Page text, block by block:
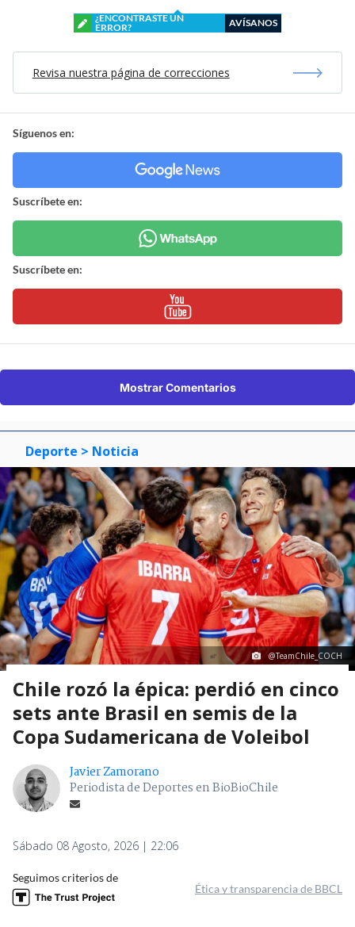
¿ENCONTRASTE UN
ERROR?
AVÍSANOS
Revisa nuestra página de correcciones
Síguenos en:
Suscríbete en:
Suscríbete en:
Mostrar Comentarios
Deporte > Noticia
@TeamChile_COCH
Chile rozó la épica: perdió en cinco
sets ante Brasil en semis de la
Copa Sudamericana de Voleibol
Javier Zamorano
Periodista de Deportes en BioBioChile
Sábado 08 Agosto, 2026 | 22:06
Seguimos criterios de
Ética y transparencia de BBCL